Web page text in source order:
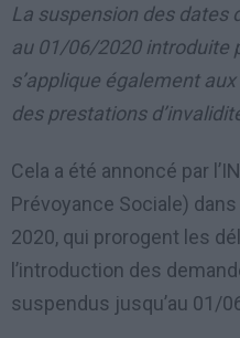
La suspension des dates
au 01/06/2020 introduite
s’applique également
des prestations
Cela a été annoncé par
Prévoyance Sociale) dans
2020, qui prorogent les
l’introduction des
suspendus jusqu’au 01/